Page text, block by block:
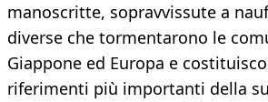
manoscritte, sopravvissute a
diverse che tormentarono le
Giappone ed Europa e
riferimenti più importanti della